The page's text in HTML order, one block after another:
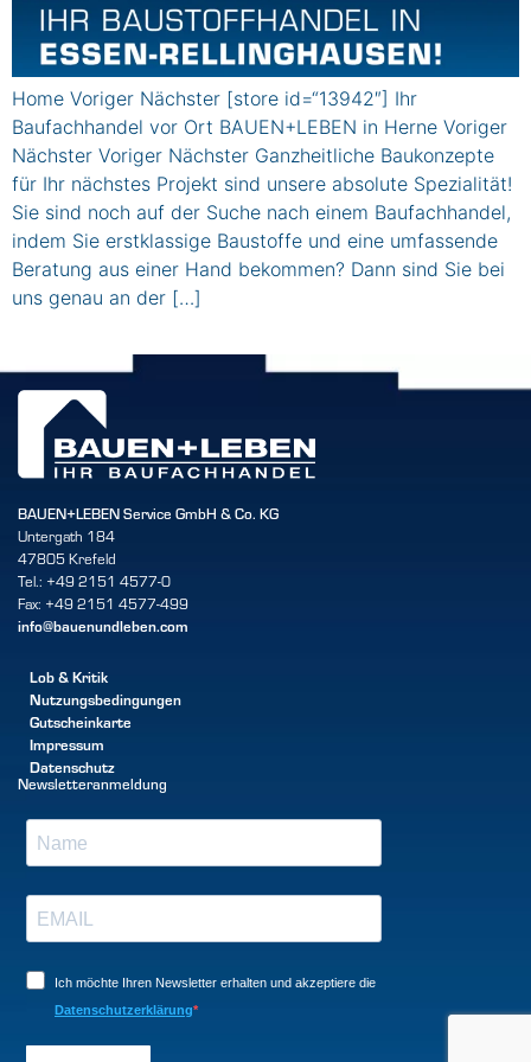
Home Voriger Nächster [store id=“13942″] Ihr
Baufachhandel vor Ort BAUEN+LEBEN in Herne Voriger
Nächster Voriger Nächster Ganzheitliche Baukonzepte
für Ihr nächstes Projekt sind unsere absolute Spezialität!
Sie sind noch auf der Suche nach einem Baufachhandel,
indem Sie erstklassige Baustoffe und eine umfassende
Beratung aus einer Hand bekommen? Dann sind Sie bei
uns genau an der […]
BAUEN+LEBEN Service GmbH & Co. KG
Untergath 184
47805 Krefeld
Tel.: +49 2151 4577-0
Fax: +49 2151 4577-499
info@bauenundleben.com
Lob & Kritik
Nutzungsbedingungen
Gutscheinkarte
Impressum
Datenschutz
Newsletteranmeldung
Ich möchte Ihren Newsletter erhalten und akzeptiere die
Datenschutzerklärung